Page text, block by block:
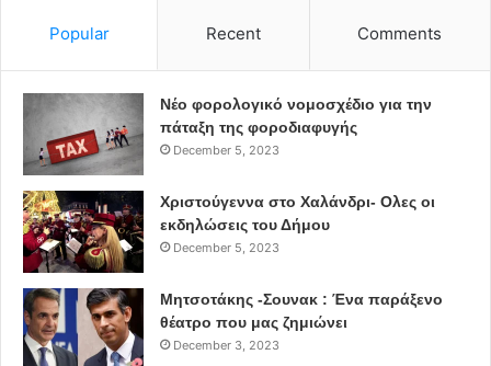
Popular Recent Comments
Νέο φορολογικό νομοσχέδιο για την
πάταξη της φοροδιαφυγής
December 5, 2023
Χριστούγεννα στο Χαλάνδρι- Ολες οι
εκδηλώσεις του Δήμου
December 5, 2023
Μητσοτάκης -Σουνακ : Ένα παράξενο
θέατρο που μας ζημιώνει
December 3, 2023